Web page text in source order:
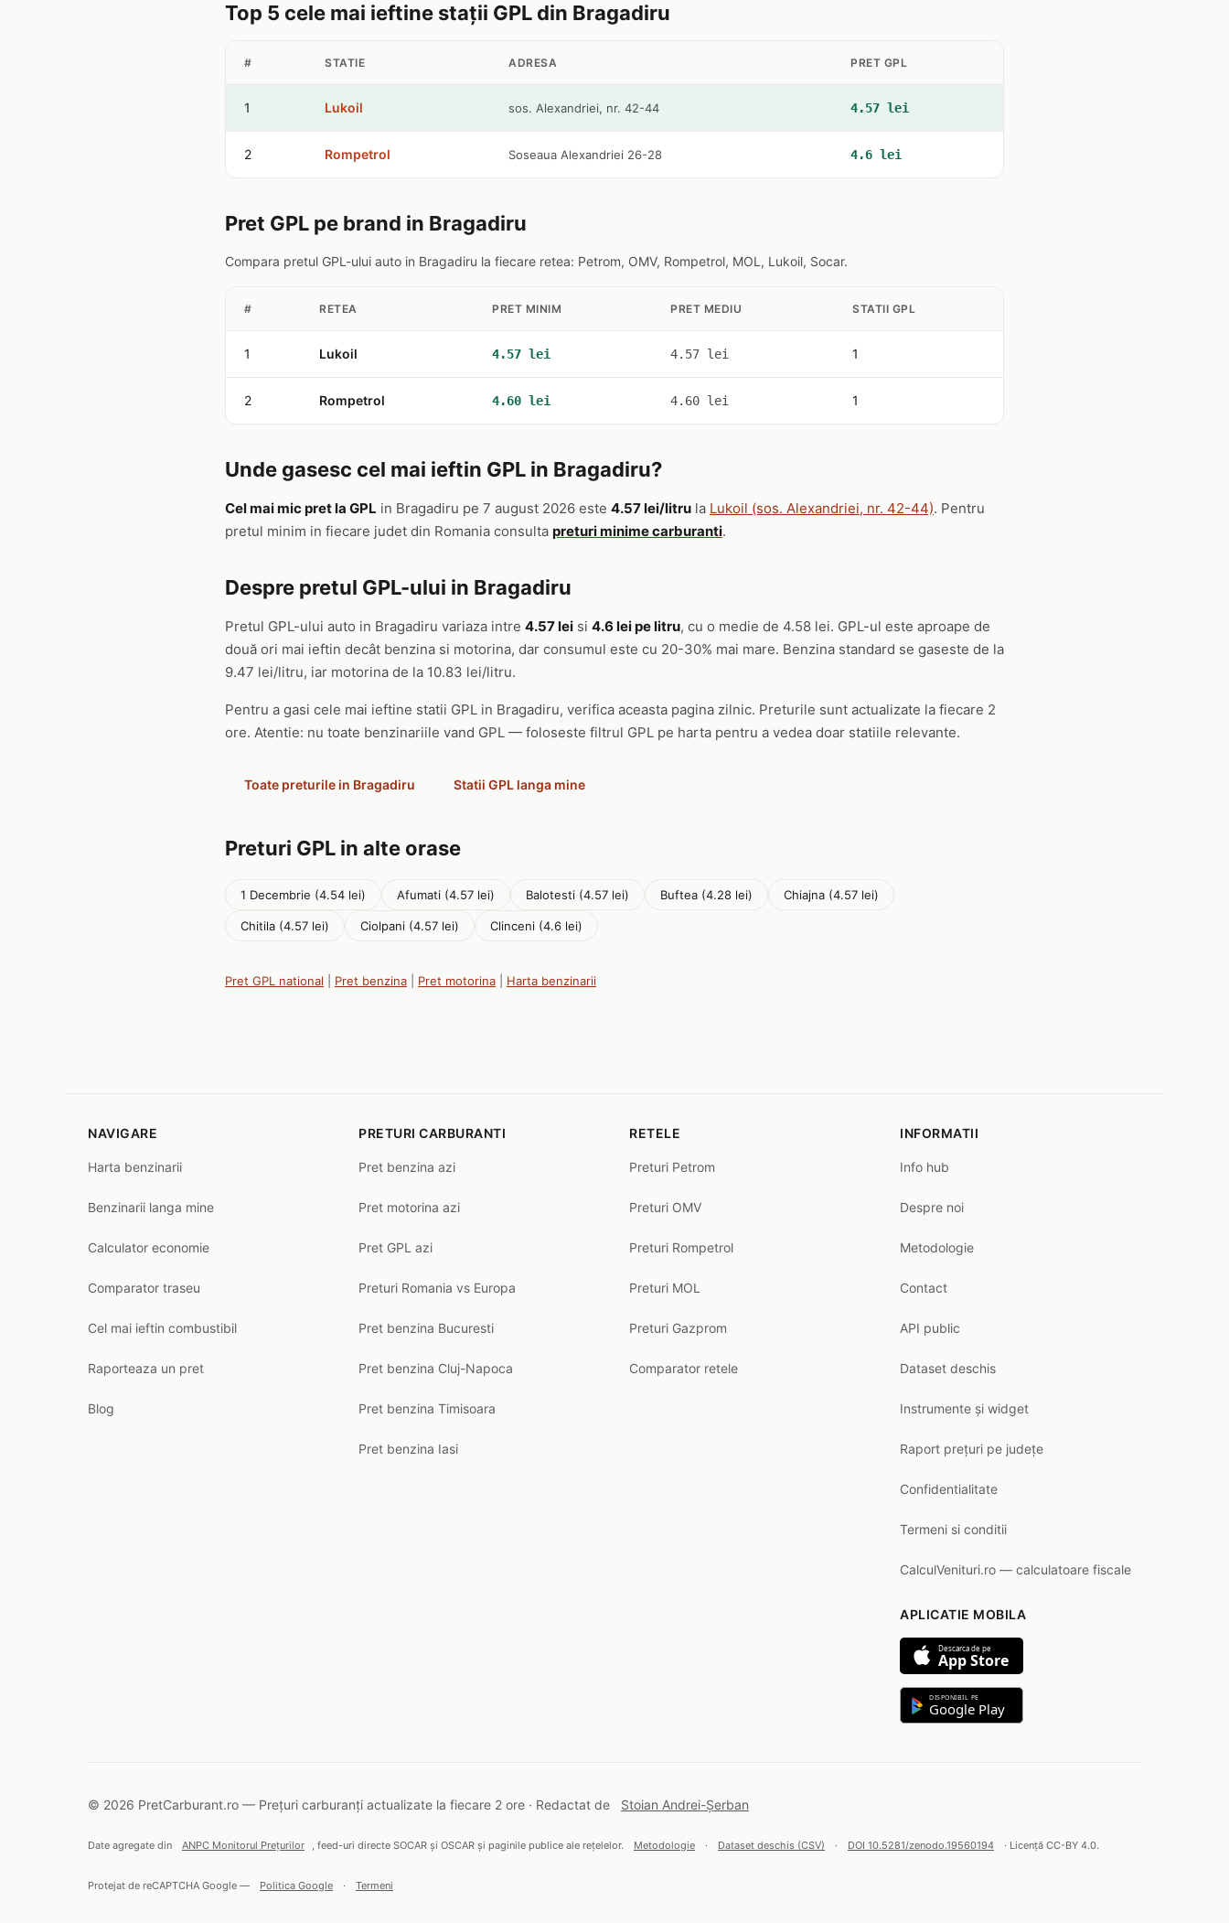
Top 5 cele mai ieftine stații GPL din Bragadiru
# STATIE ADRESA PRET GPL
1 Lukoil sos. Alexandriei, nr. 42-44 4.57 lei
2 Rompetrol Soseaua Alexandriei 26-28 4.6 lei
Pret GPL pe brand in Bragadiru
Compara pretul GPL-ului auto in Bragadiru la fiecare retea: Petrom, OMV, Rompetrol, MOL, Lukoil, Socar.
# RETEA PRET MINIM PRET MEDIU STATII GPL
1 Lukoil 4.57 lei 4.57 lei 1
2 Rompetrol 4.60 lei 4.60 lei 1
Unde gasesc cel mai ieftin GPL in Bragadiru?
Cel mai mic pret la GPL in Bragadiru pe 7 august 2026 este 4.57 lei/litru la Lukoil (sos. Alexandriei, nr. 42-44). Pentru
pretul minim in fiecare judet din Romania consulta preturi minime carburanti.
Despre pretul GPL-ului in Bragadiru
Pretul GPL-ului auto in Bragadiru variaza intre 4.57 lei si 4.6 lei pe litru, cu o medie de 4.58 lei. GPL-ul este aproape de
două ori mai ieftin decât benzina si motorina, dar consumul este cu 20-30% mai mare. Benzina standard se gaseste de la
9.47 lei/litru, iar motorina de la 10.83 lei/litru.
Pentru a gasi cele mai ieftine statii GPL in Bragadiru, verifica aceasta pagina zilnic. Preturile sunt actualizate la fiecare 2
ore. Atentie: nu toate benzinariile vand GPL — foloseste filtrul GPL pe harta pentru a vedea doar statiile relevante.
Toate preturile in Bragadiru Statii GPL langa mine
Preturi GPL in alte orase
1 Decembrie (4.54 lei) Afumati (4.57 lei) Balotesti (4.57 lei) Buftea (4.28 lei) Chiajna (4.57 lei)
Chitila (4.57 lei) Ciolpani (4.57 lei) Clinceni (4.6 lei)
Pret GPL national Pret benzina Pret motorina Harta benzinarii
NAVIGARE
Harta benzinarii
Benzinarii langa mine
Calculator economie
Comparator traseu
Cel mai ieftin combustibil
Raporteaza un pret
Blog
PRETURI CARBURANTI
Pret benzina azi
Pret motorina azi
Pret GPL azi
Preturi Romania vs Europa
Pret benzina Bucuresti
Pret benzina Cluj-Napoca
Pret benzina Timisoara
Pret benzina Iasi
RETELE
Preturi Petrom
Preturi OMV
Preturi Rompetrol
Preturi MOL
Preturi Gazprom
Comparator retele
INFORMATII
Info hub
Despre noi
Metodologie
Contact
API public
Dataset deschis
Instrumente și widget
Raport prețuri pe județe
Confidentialitate
Termeni si conditii
CalculVenituri.ro — calculatoare fiscale
APLICATIE MOBILA
Descarca de pe
App Store
DISPONIBIL PE
Google Play
© 2026 PretCarburant.ro — Prețuri carburanți actualizate la fiecare 2 ore · Redactat de Stoian Andrei-Șerban
Date agregate din ANPC Monitorul Prețurilor , feed-uri directe SOCAR și OSCAR și paginile publice ale rețelelor. Metodologie · Dataset deschis (CSV) · DOI 10.5281/zenodo.19560194 · Licență CC-BY 4.0.
Protejat de reCAPTCHA Google — Politica Google · Termeni